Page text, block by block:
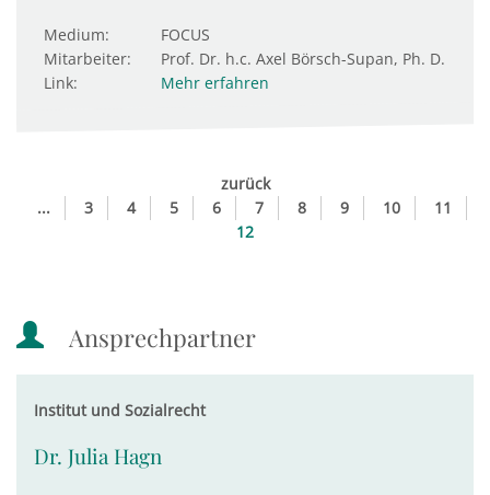
Medium:
FOCUS
Mitarbeiter:
Prof. Dr. h.c. Axel Börsch-Supan, Ph. D.
Link:
Mehr erfahren
zurück
...
3 4 5 6 7 8 9 10
11
12
Ansprechpartner
Institut und Sozialrecht
Dr. Julia Hagn